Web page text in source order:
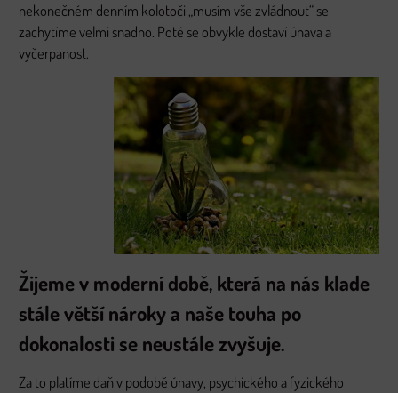
nekonečném denním kolotoči „musím vše zvládnout“ se
zachytíme velmi snadno. Poté se obvykle dostaví únava a
vyčerpanost.
Žijeme v moderní době, která na nás klade
stále větší nároky a naše touha po
dokonalosti se neustále zvyšuje.
Za to platíme daň v podobě únavy, psychického a fyzického